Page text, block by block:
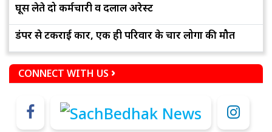
घूस लेते दो कर्मचारी व दलाल अरेस्ट
डंपर से टकराई कार, एक ही परिवार के चार लोगों की मौत
CONNECT WITH US